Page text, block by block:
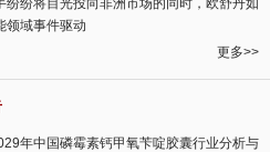
纷纷将目光投向非洲市场的同时，欧舒丹如
难道就真的不怕丧失先机吗?
领域事件驱动
更多>>
年中国磷霉素钙甲氧苄啶胶囊行业分析与